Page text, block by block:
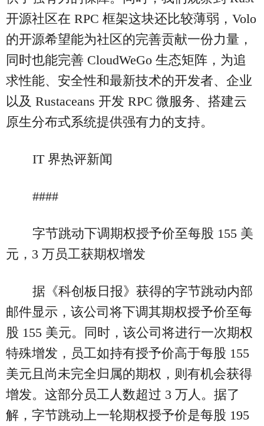
开源社区在 RPC 框架这块还比较薄弱，Volo
的开源希望能为社区的完善贡献一份力量，
同时也能完善 CloudWeGo 生态矩阵，为追
求性能、安全性和最新技术的开发者、企业
以及 Rustaceans 开发 RPC 微服务、搭建云
原生分布式系统提供强有力的支持。
IT 界热评新闻
####
字节跳动下调期权授予价至每股 155 美
元，3 万员工获期权增发
据《科创板日报》获得的字节跳动内部
邮件显示，该公司将下调其期权授予价至每
股 155 美元。同时，该公司将进行一次期权
特殊增发，员工如持有授予价高于每股 155
美元且尚未完全归属的期权，则有机会获得
增发。这部分员工人数超过 3 万人。据了
解，字节跳动上一轮期权授予价是每股 195